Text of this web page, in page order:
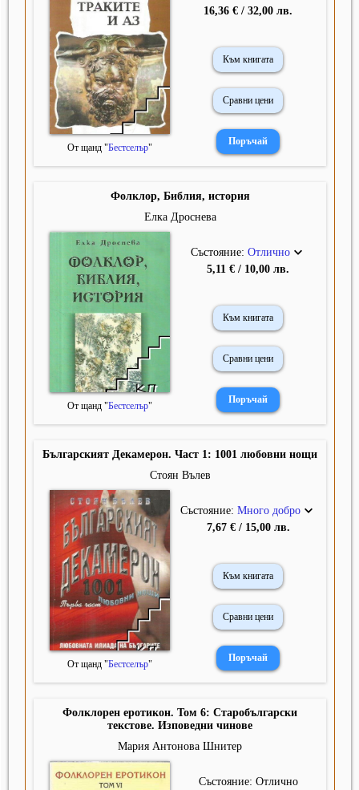
От щанд "Бестселър"
16,36 € / 32,00 лв.
Към книгата
Сравни цени
Фолклор, Библия, история
Елка Дроснева
От щанд "Бестселър"
Състояние: Отлично
5,11 € / 10,00 лв.
Към книгата
Сравни цени
Българският Декамерон. Част 1: 1001 любовни нощи
Стоян Вълев
От щанд "Бестселър"
Състояние: Много добро
7,67 € / 15,00 лв.
Към книгата
Сравни цени
Фолклорен еротикон. Том 6: Старобългарски
текстове. Изповедни чинове
Мария Антонова Шнитер
Състояние: Отлично